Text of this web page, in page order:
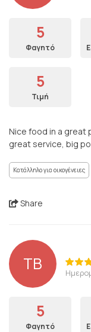
5
Φαγητό
5
Τιμή
Nice food in a great
great service, big
Κατάλληλο για οικογένειες
Share
TB
5
Φαγητό